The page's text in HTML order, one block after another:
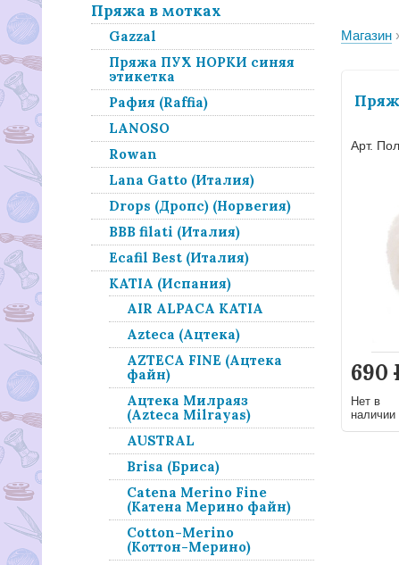
Пряжа в мотках
Gazzal
Пряжа ПУХ НОРКИ синяя
этикетка
Рафия (Raffia)
LANOSO
Rowan
Lana Gatto (Италия)
Drops (Дропс) (Норвегия)
BBB filati (Италия)
Ecafil Best (Италия)
KATIA (Испания)
AIR ALPACA KATIA
Azteca (Ацтека)
AZTECA FINE (Ацтека
файн)
Ацтека Милраяз
(Azteca Milrayas)
AUSTRAL
Brisa (Бриса)
Catena Merino Fine
(Катена Мерино файн)
Cotton-Merino
(Коттон-Мерино)
Магазин
Арт.
690
Нет в
наличии